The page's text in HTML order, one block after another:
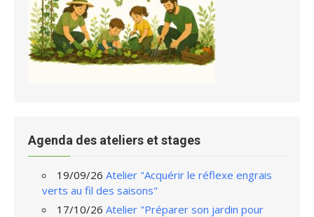
Agenda des ateliers et stages
19/09/26 Atelier "Acquérir le réflexe engrais
verts au fil des saisons"
17/10/26 Atelier "Préparer son jardin pour